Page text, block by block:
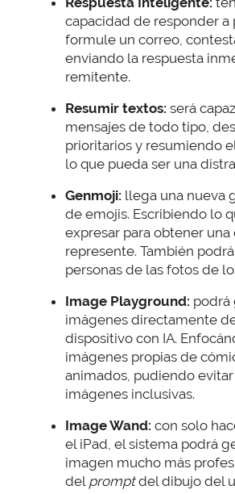
capacidad de responder a
formule un correo,
enviando la respuesta
remitente.
Resumir textos: será
mensajes de todo tipo,
prioritarios y resumiendo
lo que pueda ser una
Genmoji: llega una nueva
de emojis. Escribiendo lo
expresar para obtener
represente. También
personas de las fotos de
Image Playground: podrá
imágenes directamente
dispositivo con IA.
imágenes propias de
animados, pudiendo
imágenes inclusivas.
Image Wand: con solo
el iPad, el sistema podrá
imagen mucho más
del promptdel dibujo del